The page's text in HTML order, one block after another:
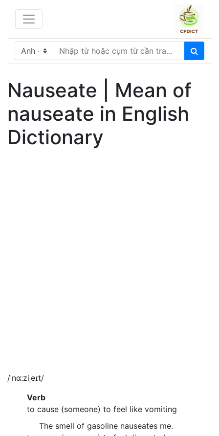
Nauseate | Mean of
nauseate in English
Dictionary
/ˈnɑːziˌeɪt/
Verb
to cause (someone) to feel like vomiting
The smell of gasoline nauseates me.